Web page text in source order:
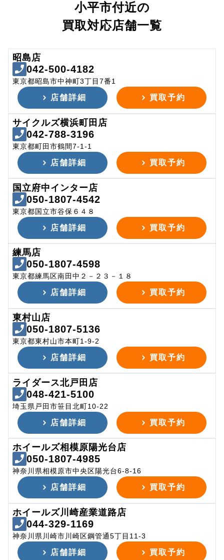
小平市付近の
買取対応店舗一覧
昭島店
042-500-4182
東京都昭島市中神町3丁目7番1
店舗詳細 買取予約
サイクルズ横浜町田店
042-788-3196
東京都町田市鶴間7-1-1
店舗詳細 買取予約
国立府中インター店
050-1807-4542
東京都国立市谷保６４８
店舗詳細 買取予約
練馬店
050-1807-4598
東京都練馬区南田中２－２３－１８
店舗詳細 買取予約
東村山店
050-1807-5136
東京都東村山市本町1-9-2
店舗詳細 買取予約
ライダース北戸田店
048-421-5100
埼玉県戸田市笹目北町10-22
店舗詳細 買取予約
ホイールズ相模原陽光台店
050-1807-4985
神奈川県相模原市中央区陽光台6-8-16
店舗詳細 買取予約
ホイールズ川崎産業道路店
044-329-1169
神奈川県川崎市川崎区鋼管通5丁目11-3
店舗詳細 買取予約